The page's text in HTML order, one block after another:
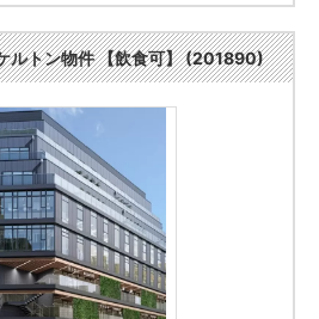
ルトン物件 【飲食可】 (201890)